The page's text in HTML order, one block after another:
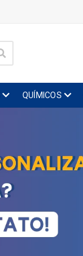
QUÍMICOS